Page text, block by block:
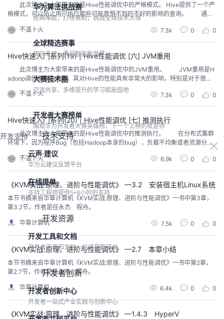
华为算法挑战赛
经典难题，打榜赛制，挑战全球技术大咖
全球精选赛事
放码来战，勇闯智能新世界
大赛技术圈
交流共享、多维提升的学习赋能园地
开发者大赛榜单
围观华为开发者大赛英雄榜，下一个上榜的就是你
开发支持 技术支持
云声·建议
华为云建议反馈平台
在线提单
支持工程师提供5*8小时的支持
开发资源
开发工具和文档
开发者工具和文档一站式获取平台
开发者创新
开发者创新中心
开发者一站式产业实践与创新中心
此次博主为大家带来的是Hive性能调优中的严格模式。 Hive提供了一个严
格模式，可以防止用户执行那些可能意想不到的不好的影响的查询。 通过
设置属性hive.mapred.mode值为默认是非严格模式nonstrict 。开启严格模式
需要修改hive.mapred.mode值为strict，开启严格模式可以禁止3种类型的查
询。 <property> <...
不温卜火 7.3k 0 0
Hive快速入门系列(19) | Hive性能调优 [六] JVM重用
此次博主为大家带来的是Hive性能调优中的JVM重用。 JVM重用是H
adoop调优参数的内容，其对Hive的性能具有非常大的影响，特别是对于很难
避免小文件的场景或task特别多的场景，这类场景大多数执行时间都很短。
Hadoop的默认配置通常是使用派生JVM来执行map和Reduce任务的。这时
JVM的启动过程可能会造成相当大的开销，尤其是执行的j...
不温卜火 7.3k 0 0
Hive快速入门系列(20) | Hive性能调优 [七] 推测执行
此次博主为大家带来的是Hive性能调优中的推测执行。 在分布式集群
环境下，因为程序Bug（包括Hadoop本身的bug），负载不均衡或者资源分布
不均等原因，会造成同一个作业的多个任务之间运行速度不一致，有些任务的
运行速度可能明显慢于其他任务（比如一个作业的某个任务进度只有50%，而
其他所有任务已经运行完毕），则这些任务会拖慢作业的整体执行进度。为了
避免这种...
不温卜火 6.9k 0 0
《KVM实战:原理、进阶与性能调优》 —3.2 安装宿主机Linux系统
本节书摘来自华章计算机《KVM实战:原理、进阶与性能调优》一书中第3章，
第3.2节，作者是任永杰 程舟。
华章计算机 7.5k 0 0
《KVM实战:原理、进阶与性能调优》 —2.7 本章小结
本节书摘来自华章计算机《KVM实战:原理、进阶与性能调优》一书中第2章，
第2.7节，作者是任永杰 程舟。
华章计算机 6.4k 0 0
《KVM实战:原理、进阶与性能调优》 —1.4.3 HyperV